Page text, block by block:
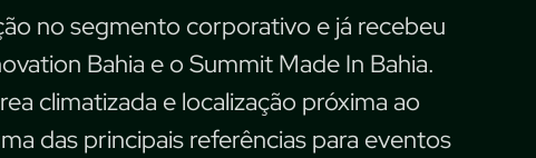
no segmento corporativo e já recebeu
Bahia e o Summit Made In Bahia.
climatizada e localização próxima ao
das principais referências para eventos